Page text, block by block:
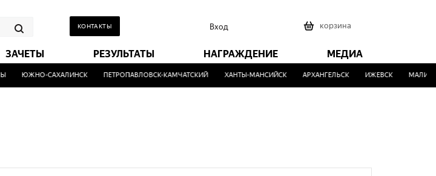
КОНТАКТЫ Вход корзина
ЗАЧЕТЫ РЕЗУЛЬТАТЫ НАГРАЖДЕНИЕ МЕДИА
ЮЖНО-САХАЛИНСК ПЕТРОПАВЛОВСК-КАМЧАТСКИЙ ХАНТЫ-МАНСИЙСК АРХАНГЕЛЬСК ИЖЕВСК